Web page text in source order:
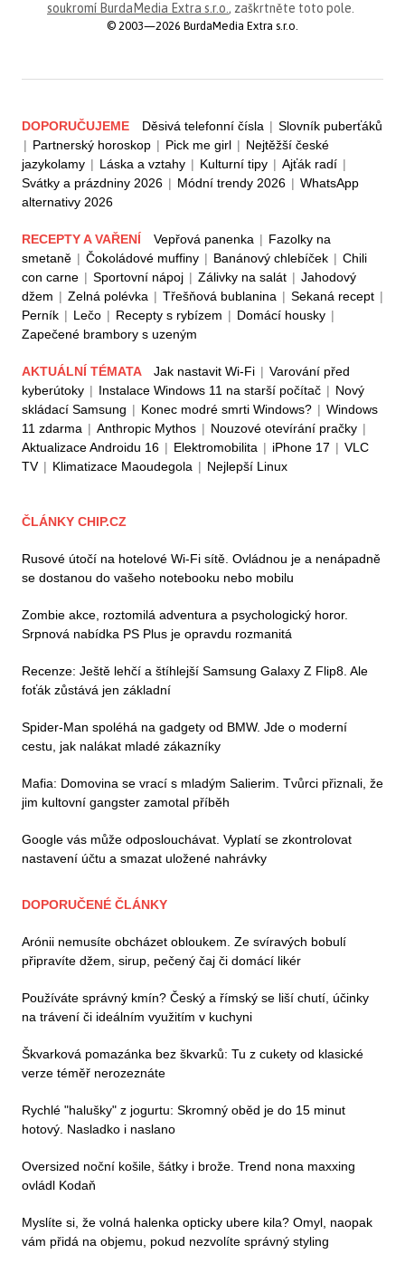
soukromí BurdaMedia Extra s.r.o., zaškrtněte toto pole.
© 2003—2026 BurdaMedia Extra s.r.o.
DOPORUČUJEME Děsivá telefonní čísla | Slovník puberťáků
| Partnerský horoskop | Pick me girl | Nejtěžší české
jazykolamy | Láska a vztahy | Kulturní tipy | Ajťák radí |
Svátky a prázdniny 2026 | Módní trendy 2026 | WhatsApp
alternativy 2026
RECEPTY A VAŘENÍ Vepřová panenka | Fazolky na
smetaně | Čokoládové muffiny | Banánový chlebíček | Chili
con carne | Sportovní nápoj | Zálivky na salát | Jahodový
džem | Zelná polévka | Třešňová bublanina | Sekaná recept |
Perník | Lečo | Recepty s rybízem | Domácí housky |
Zapečené brambory s uzeným
AKTUÁLNÍ TÉMATA Jak nastavit Wi-Fi | Varování před
kyberútoky | Instalace Windows 11 na starší počítač | Nový
skládací Samsung | Konec modré smrti Windows? | Windows
11 zdarma | Anthropic Mythos | Nouzové otevírání pračky |
Aktualizace Androidu 16 | Elektromobilita | iPhone 17 | VLC
TV | Klimatizace Maoudegola | Nejlepší Linux
ČLÁNKY CHIP.CZ
Rusové útočí na hotelové Wi-Fi sítě. Ovládnou je a nenápadně
se dostanou do vašeho notebooku nebo mobilu
Zombie akce, roztomilá adventura a psychologický horor.
Srpnová nabídka PS Plus je opravdu rozmanitá
Recenze: Ještě lehčí a štíhlejší Samsung Galaxy Z Flip8. Ale
foťák zůstává jen základní
Spider-Man spoléhá na gadgety od BMW. Jde o moderní
cestu, jak nalákat mladé zákazníky
Mafia: Domovina se vrací s mladým Salierim. Tvůrci přiznali, že
jim kultovní gangster zamotal příběh
Google vás může odposlouchávat. Vyplatí se zkontrolovat
nastavení účtu a smazat uložené nahrávky
DOPORUČENÉ ČLÁNKY
Arónii nemusíte obcházet obloukem. Ze svíravých bobulí
připravíte džem, sirup, pečený čaj či domácí likér
Používáte správný kmín? Český a římský se liší chutí, účinky
na trávení či ideálním využitím v kuchyni
Škvarková pomazánka bez škvarků: Tu z cukety od klasické
verze téměř nerozeznáte
Rychlé "halušky" z jogurtu: Skromný oběd je do 15 minut
hotový. Nasladko i naslano
Oversized noční košile, šátky i brože. Trend nona maxxing
ovládl Kodaň
Myslíte si, že volná halenka opticky ubere kila? Omyl, naopak
vám přidá na objemu, pokud nezvolíte správný styling